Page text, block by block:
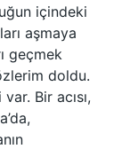
içindeki
aşmaya
geçmek
doldu.
Bir acısı,